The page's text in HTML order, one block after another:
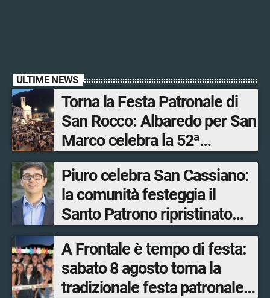
ULTIME NEWS
Torna la Festa Patronale di
San Rocco: Albaredo per San
Marco celebra la 52ª
edizione della sua
manifestazione più sentita
Piuro celebra San Cassiano:
la comunità festeggia il
Santo Patrono ripristinato
dopo quattro secoli
A Frontale è tempo di festa:
sabato 8 agosto torna la
tradizionale festa patronale